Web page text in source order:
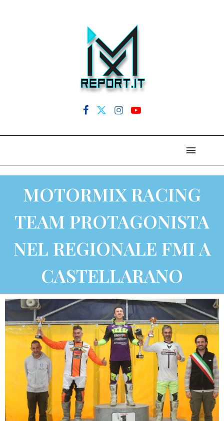
MOTORMIX RACING
TEAM PROTAGONISTA
NEL REGIONALE FMI A
CASTELLARANO